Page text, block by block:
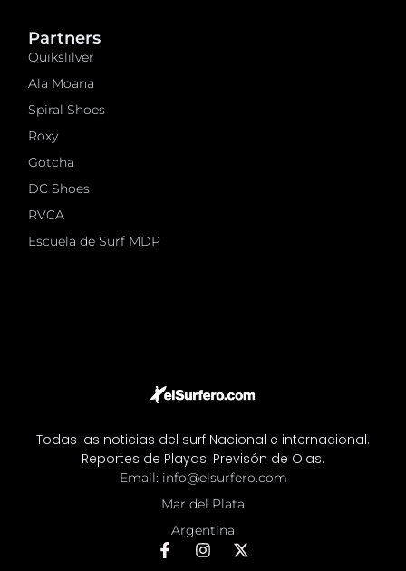
Todas las noticias del surf Nacional e internacional.
Reportes de Playas. Previsón de Olas.
Email: info@elsurfero.com
Mar del Plata
Argentina
F
a
I
n
X
-
Partners
Quikslilver
Ala Moana
Spiral Shoes
Roxy
Gotcha
DC Shoes
RVCA
Escuela de Surf MDP